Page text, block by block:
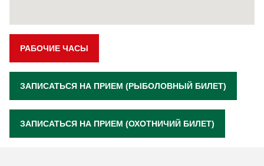
РАБОЧИЕ ЧАСЫ
ЗАПИСАТЬСЯ НА ПРИЕМ (РЫБОЛОВНЫЙ БИЛЕТ)
ЗАПИСАТЬСЯ НА ПРИЕМ (ОХОТНИЧИЙ БИЛЕТ)